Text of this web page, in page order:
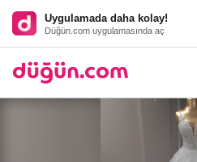
Uygulamada daha kolay!
Düğün.com uygulamasında aç